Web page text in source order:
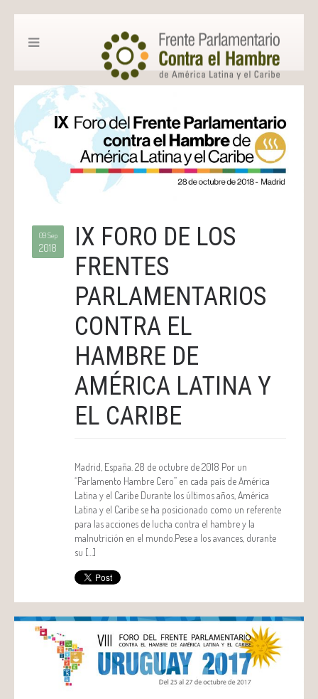
09 Sep
2018
IX FORO DE LOS
FRENTES
PARLAMENTARIOS
CONTRA EL
HAMBRE DE
AMÉRICA LATINA Y
EL CARIBE
Madrid, España. 28 de octubre de 2018 Por un
“Parlamento Hambre Cero” en cada país de América
Latina y el Caribe Durante los últimos años, América
Latina y el Caribe se ha posicionado como un referente
para las acciones de lucha contra el hambre y la
malnutrición en el mundo.Pese a los avances, durante
su […]